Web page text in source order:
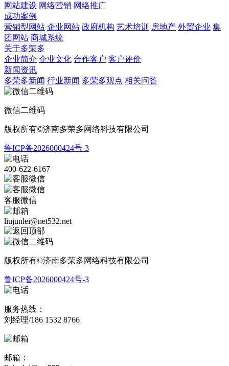
网站建设 网络营销 网络推广
成功案例
营销型网站 企业网站 政府机构 艺术培训 房地产 外贸企业 集
团网站 商城系统
关于多荣多
企业简介 企业文化 合作客户 客户评价
新闻资讯
多荣多新闻 行业新闻 多荣多观点 相关问答
微信二维码
版权所有©济南多荣多网络科技有限公司
鲁ICP备2026000424号-3
400-622-6167
客服微信
liujunlei@net532.net
版权所有©济南多荣多网络科技有限公司
鲁ICP备2026000424号-3
服务热线：
刘经理/186 1532 8766
邮箱：